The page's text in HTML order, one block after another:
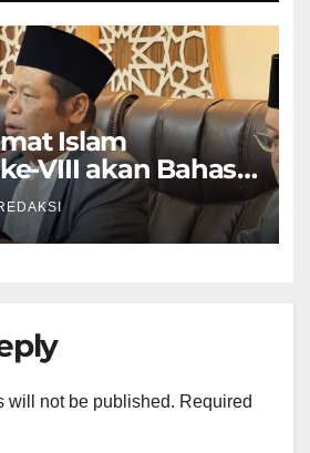
Islam
VIII akan Bahas
Koruptor
will not be published. Required